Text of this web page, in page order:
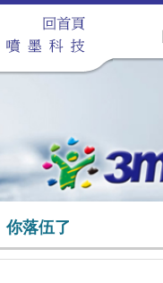
你落伍了